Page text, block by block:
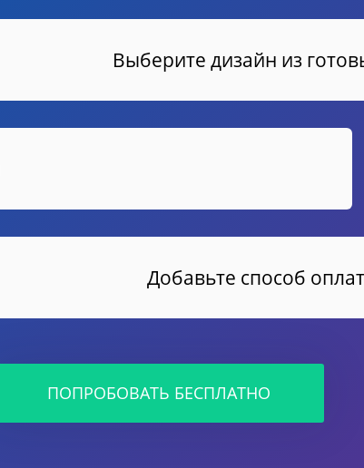
Выберите дизайн из
Добавьте способ
ПОПРОБОВАТЬ БЕСПЛАТНО